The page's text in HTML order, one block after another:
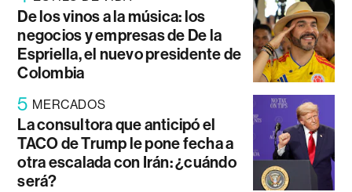
De los vinos a la música: los
negocios y empresas de De la
Espriella, el nuevo presidente de
Colombia
5 MERCADOS
La consultora que anticipó el
TACO de Trump le pone fecha a
otra escalada con Irán: ¿cuándo
será?